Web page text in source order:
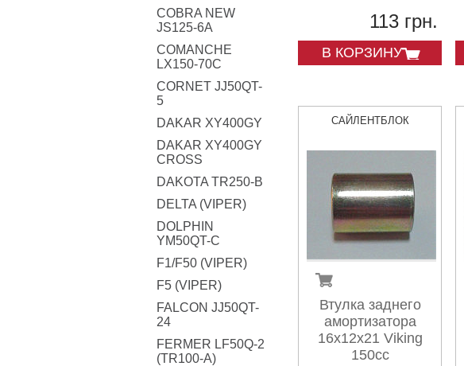
COBRA NEW
JS125-6A
COMANCHE
LX150-70C
CORNET JJ50QT-
5
DAKAR XY400GY
DAKAR XY400GY
CROSS
DAKOTA TR250-B
DELTA (VIPER)
DOLPHIN
YM50QT-C
F1/F50 (VIPER)
F5 (VIPER)
FALCON JJ50QT-
24
FERMER LF50Q-2
(TR100-A)
113 грн.
В КОРЗИНУ
САЙЛЕНТБЛОК
Втулка заднего
амортизатора
16x12x21 Viking
150cc